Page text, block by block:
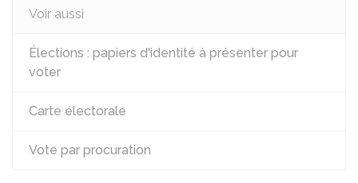
Voir aussi
Élections : papiers d'identité à présenter pour
voter
Carte électorale
Vote par procuration